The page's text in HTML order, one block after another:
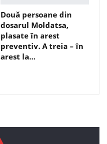
Două persoane din
dosarul Moldatsa,
plasate în arest
preventiv. A treia – în
arest la…